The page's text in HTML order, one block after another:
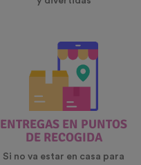
ENTREGAS EN PUNTOS
DE RECOGIDA
Si no va estar en casa para